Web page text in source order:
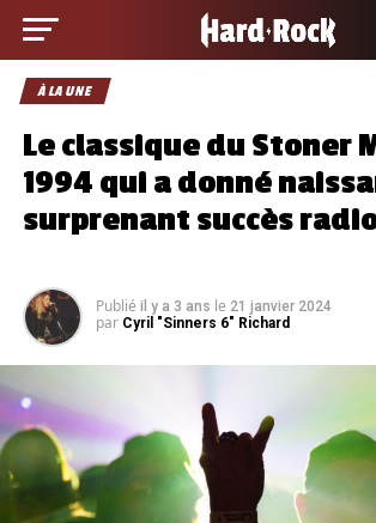
À LA UNE
Le classique du Stoner
1994 qui a donné
surprenant succès
Publié il y a 3 ans le 21 janvier 2024
par Cyril "Sinners 6" Richard